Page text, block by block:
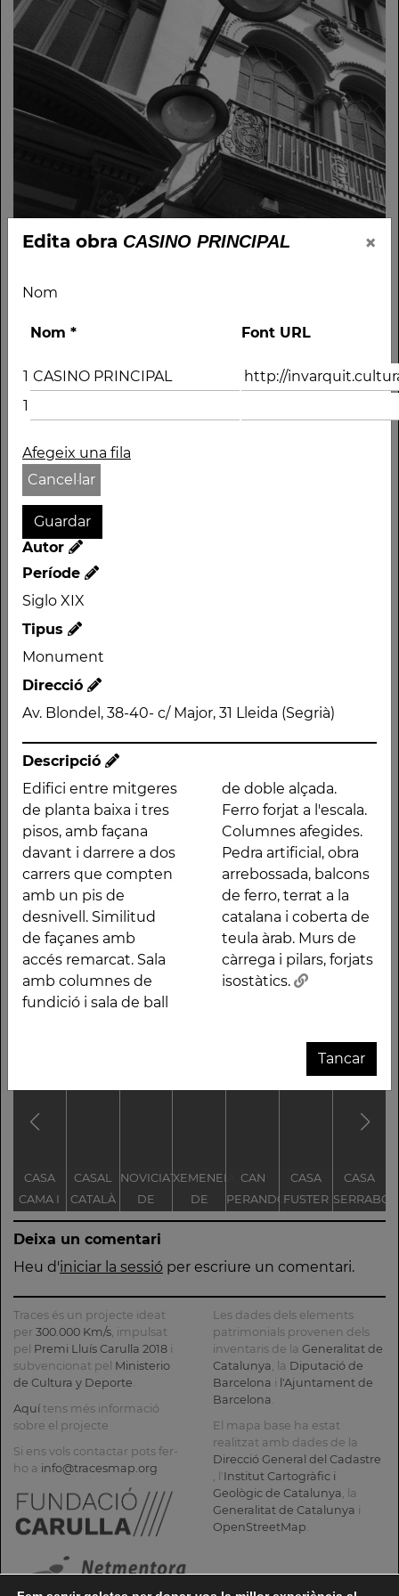
Edita obra CASINO PRINCIPAL ×
Nom
Nom * Font URL
1
1
Afegeix una fila
Cancel·lar
Autor
Període
Siglo XIX
Tipus
Monument
Direcció
Av. Blondel, 38-40- c/ Major, 31 Lleida (Segrià)
Descripció
Edifici entre mitgeres
de planta baixa i tres
pisos, amb façana
davant i darrere a dos
carrers que compten
amb un pis de
desnivell. Similitud
de façanes amb
accés remarcat. Sala
amb columnes de
fundició i sala de ball
de doble alçada.
Ferro forjat a l'escala.
Columnes afegides.
Pedra artificial, obra
arrebossada, balcons
de ferro, terrat a la
catalana i coberta de
teula àrab. Murs de
càrrega i pilars, forjats
isostàtics.
Tancar
Nom
CASINO PRINCIPAL
Autor
Període
Siglo XIX
Major, 31 Lleida (Segrià)
Descripció
Edifici entre mitgeres
de planta baixa i tres
pisos, amb façana
davant i darrere a dos
carrers que compten
amb un pis de
desnivell. Similitud de
façanes amb accés
remarcat. Sala amb
columnes de fundició i
sala de ball de doble
alçada. Ferro forjat a
l'escala. Columnes
afegides. Pedra
artificial, obra
arrebossada, balcons
de ferro, terrat a la
catalana i coberta de
teula àrab. Murs de
càrrega i pilars, forjats
isostàtics.
CASA
CAMA I
ESCURRA
CASAL
CATALÀ
NOVICIAT
DE
NOSTRA
SENYORA
DE LA
XEMENEIA
DE
L'ANTIGA
C.E.L.O.
CAN
PERANDONES
- CASA
FARJAS
CASA
FUSTER
CASA
SERRABOU
Deixa un comentari
Heu d'iniciar la sessió per escriure un comentari.
Traces és un projecte ideat
per 300.000 Km/s , impulsat
pel Premi Lluís Carulla 2018 i
subvencionat pel Ministerio
de Cultura y Deporte
Aquí tens més informació
sobre el projecte
Si ens vols contactar pots fer-
ho a info@tracesmap.org
Les dades dels elements
patrimonials provenen dels
inventaris de la Generalitat de
Catalunya , la Diputació de
Barcelona i l'Ajuntament de
Barcelona
El mapa base ha estat
realitzat amb dades de la
Direcció General del Cadastre
, l'Institut Cartogràfic i
Geològic de Catalunya , la
Generalitat de Catalunya i
OpenStreetMap